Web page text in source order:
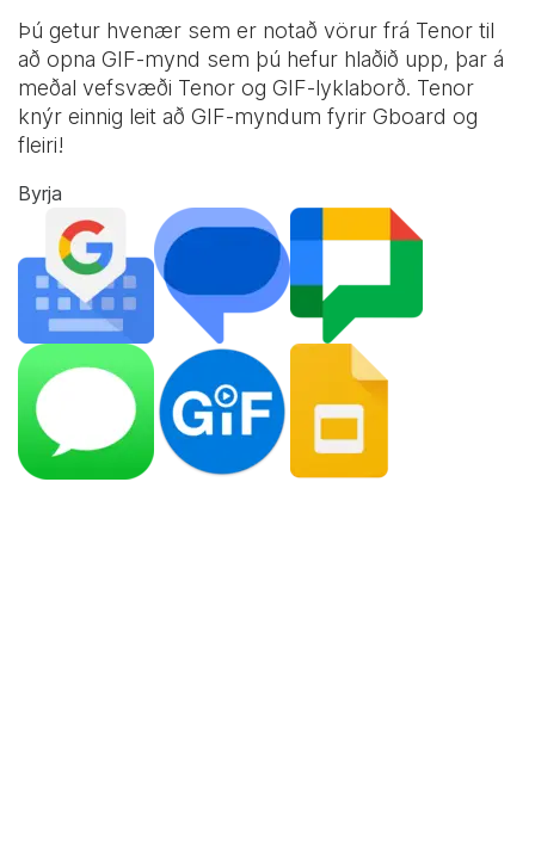
Þú getur hvenær sem er notað vörur frá Tenor til
að opna GIF-mynd sem þú hefur hlaðið upp, þar á
meðal vefsvæði Tenor og GIF-lyklaborð. Tenor
knýr einnig leit að GIF-myndum fyrir Gboard og
fleiri!
Byrja